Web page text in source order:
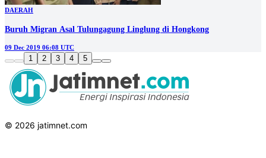
DAERAH
Buruh Migran Asal Tulungagung Linglung di Hongkong
09 Dec 2019 06:08 UTC
1 2 3 4 5
© 2026 jatimnet.com